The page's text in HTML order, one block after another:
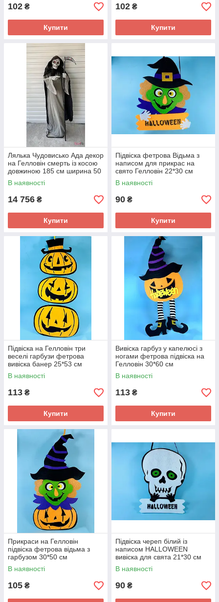
102 ₴
Купити
102 ₴
Купити
Лялька Чудовисько Ада декор
на Гелловін смерть із косою
довжиною 185 см ширина 50
см
В наявності
14 756 ₴
Купити
Підвіска фетрова Відьма з
написом для прикрас на
свято Гелловін 22*30 см
В наявності
90 ₴
Купити
Підвіска на Гелловін три
веселі гарбузи фетрова
вивіска банер 25*53 см
В наявності
113 ₴
Купити
Вивіска гарбуз у капелюсі з
ногами фетрова підвіска на
Гелловін 30*60 см
В наявності
113 ₴
Купити
Прикраси на Гелловін
підвіска фетрова відьма з
гарбузом 30*50 см
В наявності
105 ₴
Підвіска череп білий із
написом HALLOWEEN
вивіска для свята 21*30 см
В наявності
90 ₴